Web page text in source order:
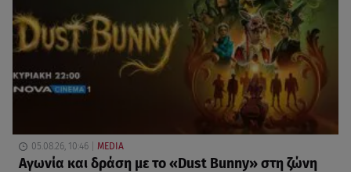
05.08.26, 10:46 MEDIA
Αγωνία και δράση με το «Dust Bunny» στη ζώνη